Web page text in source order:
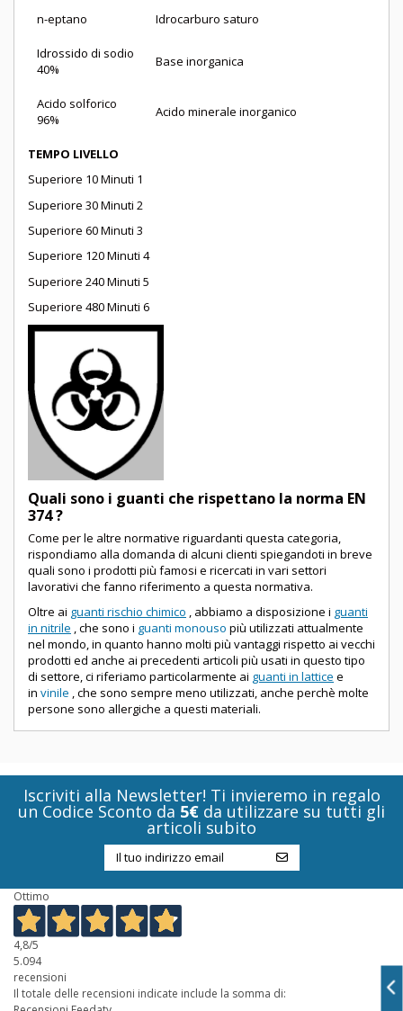
n-eptano Idrocarburo saturo
Idrossido di sodio
40%
Base inorganica
Acido solforico
96%
Acido minerale inorganico
TEMPO LIVELLO
Superiore 10 Minuti 1
Superiore 30 Minuti 2
Superiore 60 Minuti 3
Superiore 120 Minuti 4
Superiore 240 Minuti 5
Superiore 480 Minuti 6
Quali sono i guanti che rispettano la norma EN
374 ?
Come per le altre normative riguardanti questa categoria,
rispondiamo alla domanda di alcuni clienti spiegandoti in breve
quali sono i prodotti più famosi e ricercati in vari settori
lavorativi che fanno riferimento a questa normativa.
Oltre ai guanti rischio chimico , abbiamo a disposizione i guanti
in nitrile , che sono i guanti monouso più utilizzati attualmente
nel mondo, in quanto hanno molti più vantaggi rispetto ai vecchi
prodotti ed anche ai precedenti articoli più usati in questo tipo
di settore, ci riferiamo particolarmente ai guanti in lattice e
in vinile , che sono sempre meno utilizzati, anche perchè molte
persone sono allergiche a questi materiali.
Iscriviti alla Newsletter! Ti invieremo in regalo
un Codice Sconto da 5€ da utilizzare su tutti gli
articoli subito
Ottimo
4,8/5
5.094
recensioni
Il totale delle recensioni indicate include la somma di: